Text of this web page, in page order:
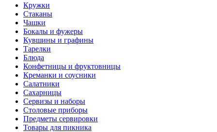
Кружки
Стаканы
Чашки
Бокалы и фужеры
Кувшины и графины
Тарелки
Блюда
Конфетницы и фруктовницы
Креманки и соусники
Салатники
Сахарницы
Сервизы и наборы
Столовые приборы
Предметы сервировки
Товары для пикника